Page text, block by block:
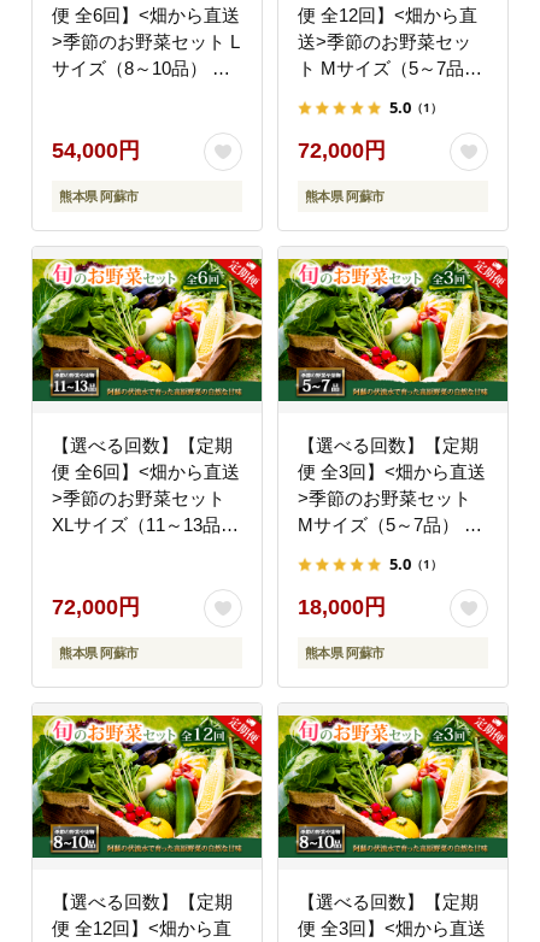
便 全6回】<畑から直送
>季節のお野菜セット L
サイズ（8～10品） 詰
地直送 毎月 採れたて
朝採れ みずみずしい 甘
い 美味しい 人気 安心
安全 おすすめ お中元
54,000円
熊本県 阿蘇市
便 全12回】<畑から直
送>季節のお野菜セッ
ト Mサイズ（5～7品）
新鮮 減農薬 高原 旬 産
地直送 毎月 採れたて
朝採れ みずみずしい 甘
い 美味しい 人気 安心
安全 おすすめ お中元
5.0 （1）
72,000円
熊本県 阿蘇市
【選べる回数】【定期
便 全6回】<畑から直送
>季節のお野菜セット
XLサイズ（11～13品）
地直送 毎月 採れたて
朝採れ みずみずしい 甘
い 美味しい 人気 安心
安全 おすすめ お中元
72,000円
熊本県 阿蘇市
【選べる回数】【定期
便 全3回】<畑から直送
>季節のお野菜セット
Mサイズ（5～7品） 詰
新鮮 減農薬 高原 旬 産
地直送 毎月 採れたて
朝採れ みずみずしい 甘
い 美味しい 人気 安心
安全 おすすめ お中元
5.0 （1）
18,000円
熊本県 阿蘇市
【選べる回数】【定期
便 全12回】<畑から直
【選べる回数】【定期
便 全3回】<畑から直送